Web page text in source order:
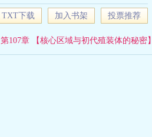
TXT下载 加入书架 投票推荐
第107章 【核心区域与初代殖装体的秘密】